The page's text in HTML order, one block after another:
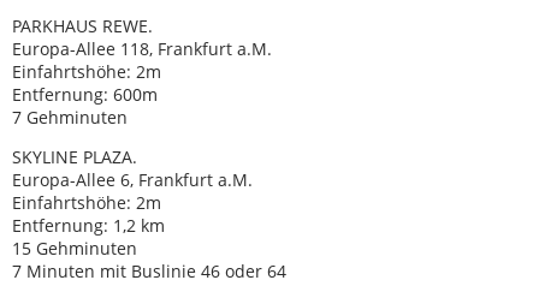
PARKHAUS REWE.
Europa-Allee 118, Frankfurt a.M.
Einfahrtshöhe: 2m
Entfernung: 600m
7 Gehminuten
SKYLINE PLAZA.
Europa-Allee 6, Frankfurt a.M.
Einfahrtshöhe: 2m
Entfernung: 1,2 km
15 Gehminuten
7 Minuten mit Buslinie 46 oder 64